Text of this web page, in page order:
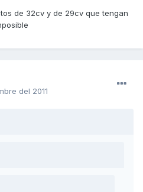
de 32cv y de 29cv que tengan
del 2011